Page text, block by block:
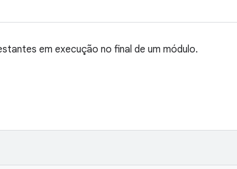
em execução no final de um módulo.